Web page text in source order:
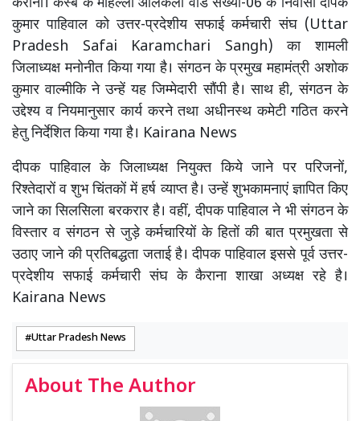
कुमार पाहिवाल को उत्तर-प्रदेशीय सफाई कर्मचारी संघ (Uttar
Pradesh Safai Karamchari Sangh) का शामली
जिलाध्यक्ष मनोनीत किया गया है। संगठन के प्रमुख महामंत्री अशोक
कुमार वाल्मीकि ने उन्हें यह जिम्मेदारी सौंपी है। साथ ही, संगठन के
उद्देश्य व नियमानुसार कार्य करने तथा अधीनस्थ कमेटी गठित करने
हेतु निर्देशित किया गया है। Kairana News
दीपक पाहिवाल के जिलाध्यक्ष नियुक्त किये जाने पर परिजनों,
रिश्तेदारों व शुभ चिंतकों में हर्ष व्याप्त है। उन्हें शुभकामनाएं ज्ञापित किए
जाने का सिलसिला बरकरार है। वहीं, दीपक पाहिवाल ने भी संगठन के
विस्तार व संगठन से जुड़े कर्मचारियों के हितों की बात प्रमुखता से
उठाए जाने की प्रतिबद्धता जताई है। दीपक पाहिवाल इससे पूर्व उत्तर-
प्रदेशीय सफाई कर्मचारी संघ के कैराना शाखा अध्यक्ष रहे है।
Kairana News
Uttar Pradesh News
About The Author